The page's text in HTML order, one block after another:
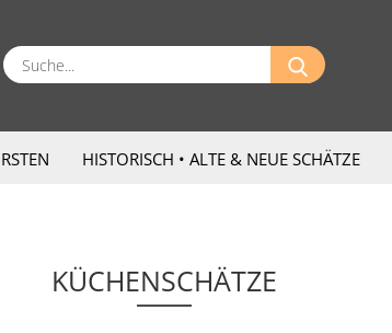
Suche...
HISTORISCH • ALTE & NEUE SCHÄTZE
KÜCHENSCHÄTZE